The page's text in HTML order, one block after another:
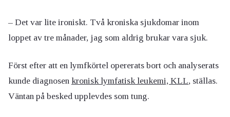
– Det var lite ironiskt. Två kroniska sjukdomar inom
loppet av tre månader, jag som aldrig brukar vara sjuk.
Först efter att en lymfkörtel opererats bort och analyserats
kunde diagnosen kronisk lymfatisk leukemi, KLL, ställas.
Väntan på besked upplevdes som tung.